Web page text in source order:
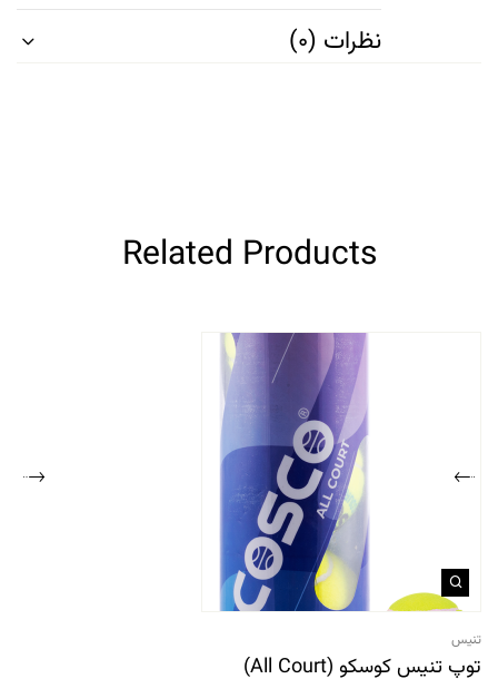
نظرات (0)
Related Products
تنیس
توپ تنیس کوسکو (All Court)